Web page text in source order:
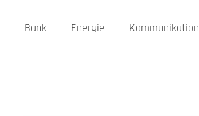
Bank Energie Kommunikation